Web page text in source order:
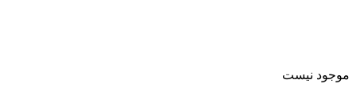
موجود نیست